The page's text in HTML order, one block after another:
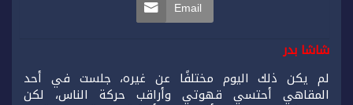
Email
شاشا بدر
لم يكن ذلك اليوم مختلفًا عن غيره، جلست في أحد
المقاهي أحتسي قهوتي وأراقب حركة الناس، لكن